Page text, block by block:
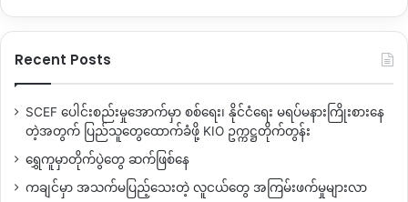
Recent Posts
SCEF ပေါင်းစည်းမှုအောက်မှာ စစ်ရေး၊ နိုင်ငံရေး မရပ်မနားကြိုးစားနေ
တဲ့အတွက် ပြည်သူတွေထောက်ခံဖို့ KIO ဥက္ကဋ္ဌတိုက်တွန်း
ရွှေကူမှာတိုက်ပွဲတွေ ဆက်ဖြစ်နေ
ကချင်မှာ အသက်မပြည့်သေးတဲ့ လူငယ်တွေ အကြမ်းဖက်မှုများလာ